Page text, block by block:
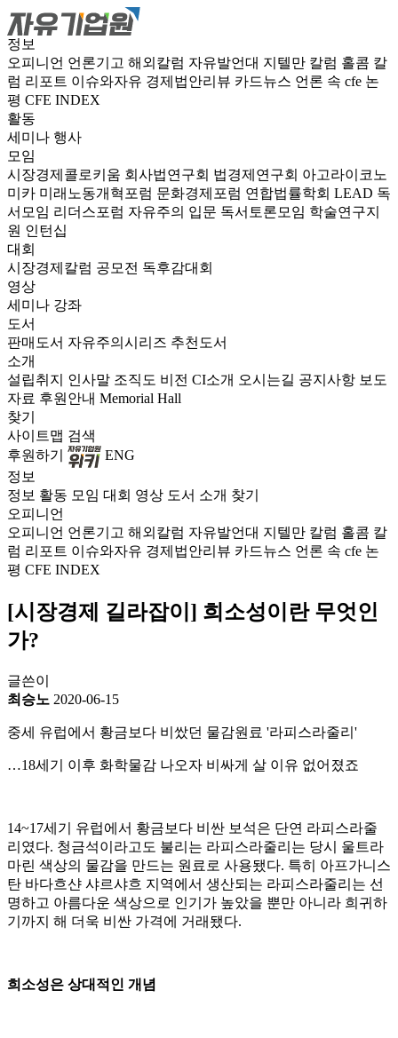
정보
오피니언 언론기고 해외칼럼 자유발언대 지텔만 칼럼 홀콤 칼
럼 리포트 이슈와자유 경제법안리뷰 카드뉴스 언론 속 cfe 논
평 CFE INDEX
활동
세미나 행사
모임
시장경제콜로키움 회사법연구회 법경제연구회 아고라이코노
미카 미래노동개혁포럼 문화경제포럼 연합법률학회 LEAD 독
서모임 리더스포럼 자유주의 입문 독서토론모임 학술연구지
원 인턴십
대회
시장경제칼럼 공모전 독후감대회
영상
세미나 강좌
도서
판매도서 자유주의시리즈 추천도서
소개
설립취지 인사말 조직도 비전 CI소개 오시는길 공지사항 보도
자료 후원안내 Memorial Hall
찾기
사이트맵 검색
후원하기
ENG
정보
정보 활동 모임 대회 영상 도서 소개 찾기
오피니언
오피니언 언론기고 해외칼럼 자유발언대 지텔만 칼럼 홀콤 칼
럼 리포트 이슈와자유 경제법안리뷰 카드뉴스 언론 속 cfe 논
평 CFE INDEX
[시장경제 길라잡이] 희소성이란 무엇인
가?
글쓴이
최승노 2020-06-15
중세 유럽에서 황금보다 비쌌던 물감원료 '라피스라줄리'
…18세기 이후 화학물감 나오자 비싸게 살 이유 없어졌죠
14~17세기 유럽에서 황금보다 비싼 보석은 단연 라피스라줄
리였다. 청금석이라고도 불리는 라피스라줄리는 당시 울트라
마린 색상의 물감을 만드는 원료로 사용됐다. 특히 아프가니스
탄 바다흐샨 샤르샤흐 지역에서 생산되는 라피스라줄리는 선
명하고 아름다운 색상으로 인기가 높았을 뿐만 아니라 희귀하
기까지 해 더욱 비싼 가격에 거래됐다.
희소성은 상대적인 개념